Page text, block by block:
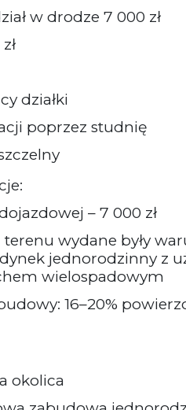
w drodze 7 000 zł
działki
poprzez studnię
– 7 000 zł
terenu wydane były
jednorodzinny z
wielospadowym
16–20%
okolica